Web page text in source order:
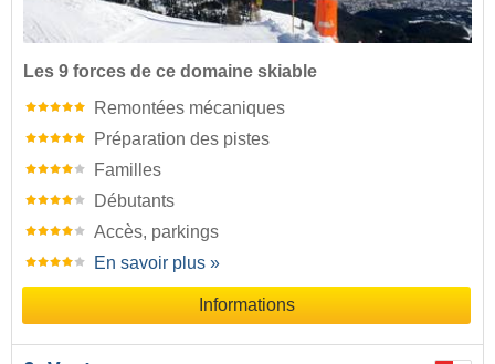
Les 9 forces de ce domaine skiable
Remontées mécaniques
Préparation des pistes
Familles
Débutants
Accès, parkings
En savoir plus »
Informations